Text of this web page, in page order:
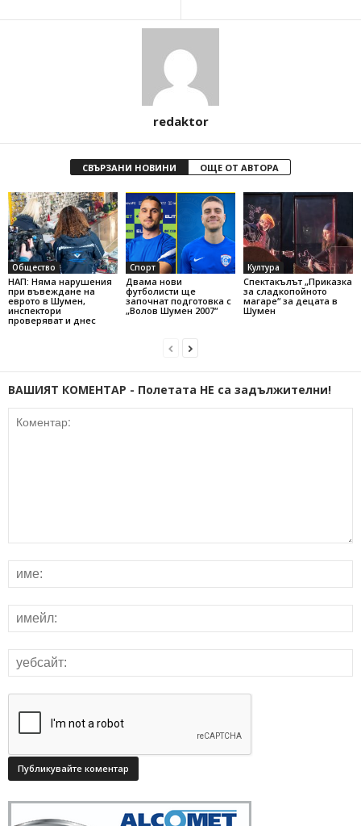
redaktor
СВЪРЗАНИ НОВИНИ ОЩЕ ОТ АВТОРА
Общество
НАП: Няма нарушения
при въвеждане на
еврото в Шумен,
инспектори
проверяват и днес
Спорт
Двама нови
футболисти ще
започнат подготовка с
„Волов Шумен 2007“
Култура
Спектакълът „Приказка
за сладкопойното
магаре“ за децата в
Шумен
ВАШИЯТ КОМЕНТАР - Полетата НЕ са задължителни!